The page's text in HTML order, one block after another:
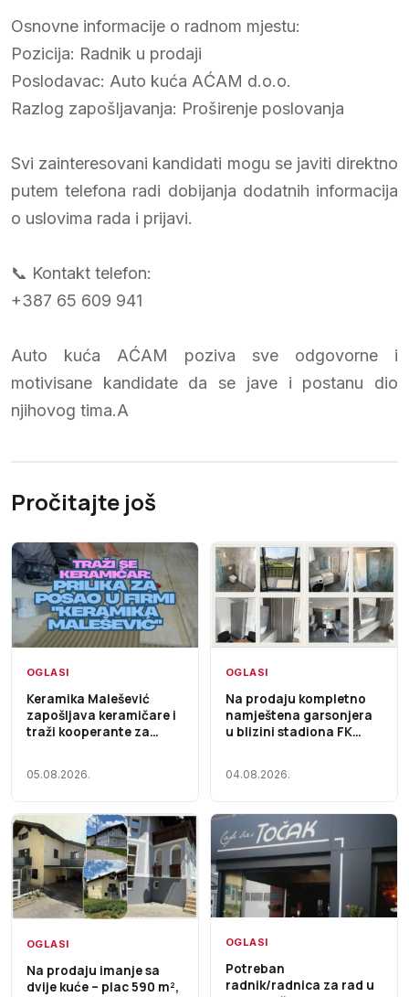
Osnovne informacije o radnom mjestu:
Pozicija: Radnik u prodaji
Poslodavac: Auto kuća AĆAM d.o.o.
Razlog zapošljavanja: Proširenje poslovanja
Svi zainteresovani kandidati mogu se javiti direktno
putem telefona radi dobijanja dodatnih informacija
o uslovima rada i prijavi.
📞 Kontakt telefon:
+387 65 609 941
Auto kuća AĆAM poziva sve odgovorne i
motivisane kandidate da se jave i postanu dio
njihovog tima.A
Pročitajte još
OGLASI
Keramika Malešević
zapošljava keramičare i
traži kooperante za
05.08.2026.
OGLASI
Na prodaju kompletno
namještena garsonjera
u blizini stadiona FK
04.08.2026.
OGLASI
Na prodaju imanje sa
dvije kuće – plac 590 m²,
OGLASI
Potreban
radnik/radnica za rad u